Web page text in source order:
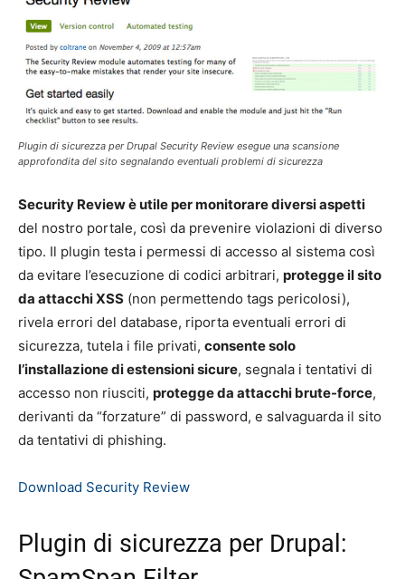
Plugin di sicurezza per Drupal Security Review esegue una scansione
approfondita del sito segnalando eventuali problemi di sicurezza
Security Review è utile per monitorare diversi aspetti
del nostro portale, così da prevenire violazioni di diverso
tipo. Il plugin testa i permessi di accesso al sistema così
da evitare l’esecuzione di codici arbitrari, protegge il sito
da attacchi XSS (non permettendo tags pericolosi),
rivela errori del database, riporta eventuali errori di
sicurezza, tutela i file privati, consente solo
l’installazione di estensioni sicure, segnala i tentativi di
accesso non riusciti, protegge da attacchi brute-force,
derivanti da “forzature” di password, e salvaguarda il sito
da tentativi di phishing.
Download Security Review
Plugin di sicurezza per Drupal: